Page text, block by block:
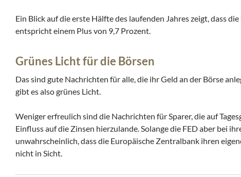
Ein Blick auf die erste Hälfte des laufenden Jahres zeigt, dass
entspricht einem Plus von 9,7 Prozent.
Grünes Licht für die Börsen
Das sind gute Nachrichten für alle, die ihr Geld an der Börse
gibt es also grünes Licht.
Weniger erfreulich sind die Nachrichten für Sparer, die auf
Einfluss auf die Zinsen hierzulande. Solange die FED aber bei
unwahrscheinlich, dass die Europäische Zentralbank ihren
nicht in Sicht.